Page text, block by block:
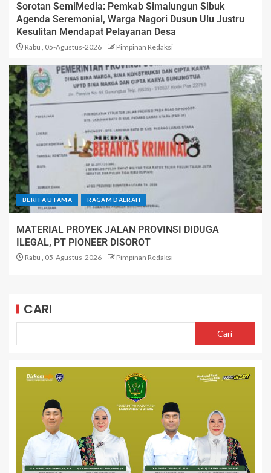
Sorotan SemiMedia: Pemkab Simalungun Sibuk
Agenda Seremonial, Warga Nagori Dusun Ulu Justru
Kesulitan Mendapat Pelayanan Desa
Rabu , 05-Agustus-2026 Pimpinan Redaksi
BERITA UTAMA RAGAM DAERAH
MATERIAL PROYEK JALAN PROVINSI DIDUGA
ILEGAL, PT PIONEER DISOROT
Rabu , 05-Agustus-2026 Pimpinan Redaksi
CARI
Cari